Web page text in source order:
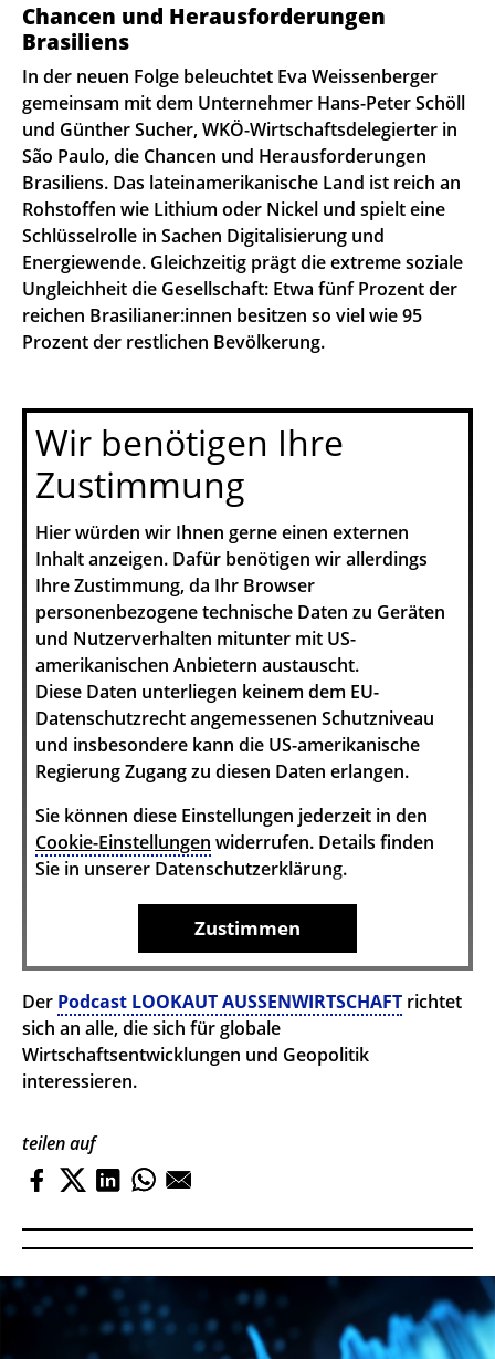
Chancen und Herausforderungen
Brasiliens
In der neuen Folge beleuchtet Eva Weissenberger
gemeinsam mit dem Unternehmer Hans-Peter Schöll
und Günther Sucher, WKÖ-Wirtschaftsdelegierter in
São Paulo, die Chancen und Herausforderungen
Brasiliens. Das lateinamerikanische Land ist reich an
Rohstoffen wie Lithium oder Nickel und spielt eine
Schlüsselrolle in Sachen Digitalisierung und
Energiewende. Gleichzeitig prägt die extreme soziale
Ungleichheit die Gesellschaft: Etwa fünf Prozent der
reichen Brasilianer:innen besitzen so viel wie 95
Prozent der restlichen Bevölkerung.
Wir benötigen Ihre
Zustimmung
Hier würden wir Ihnen gerne einen externen
Inhalt anzeigen. Dafür benötigen wir allerdings
Ihre Zustimmung, da Ihr Browser
personenbezogene technische Daten zu Geräten
und Nutzerverhalten mitunter mit US-
amerikanischen Anbietern austauscht.
Diese Daten unterliegen keinem dem EU-
Datenschutzrecht angemessenen Schutzniveau
und insbesondere kann die US-amerikanische
Regierung Zugang zu diesen Daten erlangen.
Sie können diese Einstellungen jederzeit in den
Cookie-Einstellungen widerrufen. Details finden
Sie in unserer Datenschutzerklärung.
Zustimmen
Der Podcast LOOKAUT AUSSENWIRTSCHAFT richtet
sich an alle, die sich für globale
Wirtschaftsentwicklungen und Geopolitik
interessieren.
teilen auf